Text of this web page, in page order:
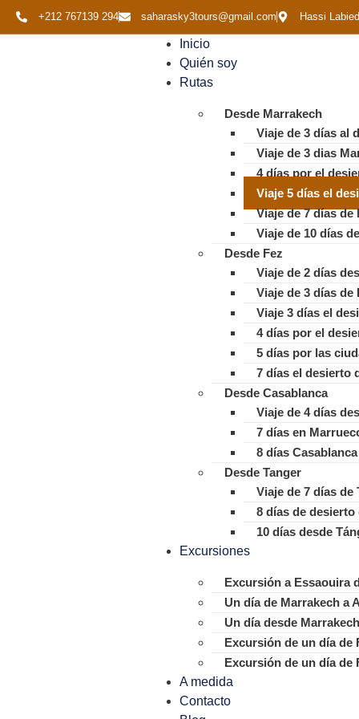
+212 767139 294 saharasky3tours@gmail.com Hassi
Inicio
Quién soy
Rutas
Desde Marrakech
Viaje de 3 días al
Viaje de 3 dias
4 días por el
Viaje 5 días el
Viaje de 7 días de
Viaje de 10 días
Desde Fez
Viaje de 2 días
Viaje de 3 días de
Viaje 3 días el
4 días por el
5 días por las
7 días el desierto
Desde Casablanca
Viaje de 4 días
7 días en
8 días
Desde Tanger
Viaje de 7 días de
8 días de desierto
10 días desde
Excursiones
Excursión a Essaouira
Un día de Marrakech a
Un día desde
Excursión de un día de
Excursión de un día de
A medida
Contacto